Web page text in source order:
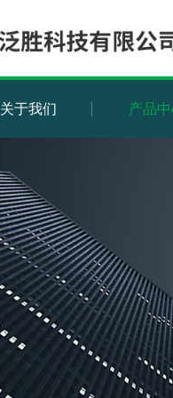
关于我们 产品